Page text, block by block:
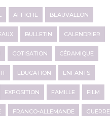
AFFICHE BEAUVALLON
BULLETIN CALENDRIER
COTISATION CÉRAMIQUE
EDUCATION ENFANTS
EXPOSITION FAMILLE FILM
FRANCO-ALLEMANDE GUERRE